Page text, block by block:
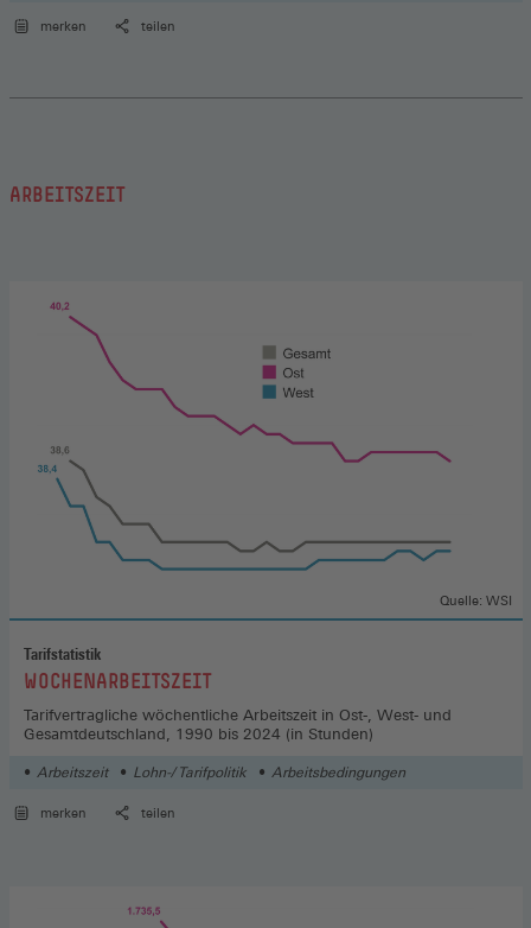
merken teilen
ARBEITSZEIT
Tarifstatistik
:WOCHENARBEITSZEIT
Tarifvertragliche wöchentliche Arbeitszeit in Ost-, West- und
Gesamtdeutschland, 1990 bis 2024 (in Stunden)
Quelle: WSI
Arbeitszeit Lohn-/ Tarifpolitik Arbeitsbedingungen
merken teilen